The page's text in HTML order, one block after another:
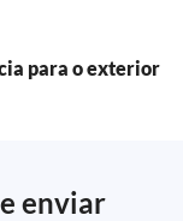
para o exterior
enviar